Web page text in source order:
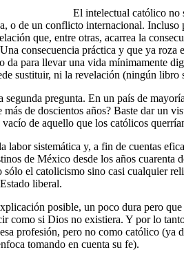
El intelectual católico no
o de un conflicto internacional.
que, entre otras, acarrea la
consecuencia práctica y que ya
da para llevar una vida mínimamente
sustituir, ni la revelación (ningún
segunda pregunta. En un país de
más de doscientos años? Baste dar un
de aquello que los católicos
labor sistemática y, a fin de cuentas
de México desde los años
sólo el catolicismo sino casi cualquier
liberal.
posible, un poco dura pero
como si Dios no existiera. Y por lo
profesión, pero no como católico (ya
tomando en cuenta su fe).